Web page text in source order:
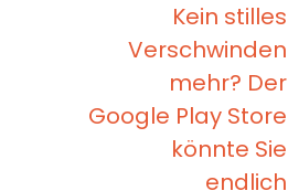
Kein stilles
Verschwinden
mehr? Der
Google Play Store
könnte Sie
endlich